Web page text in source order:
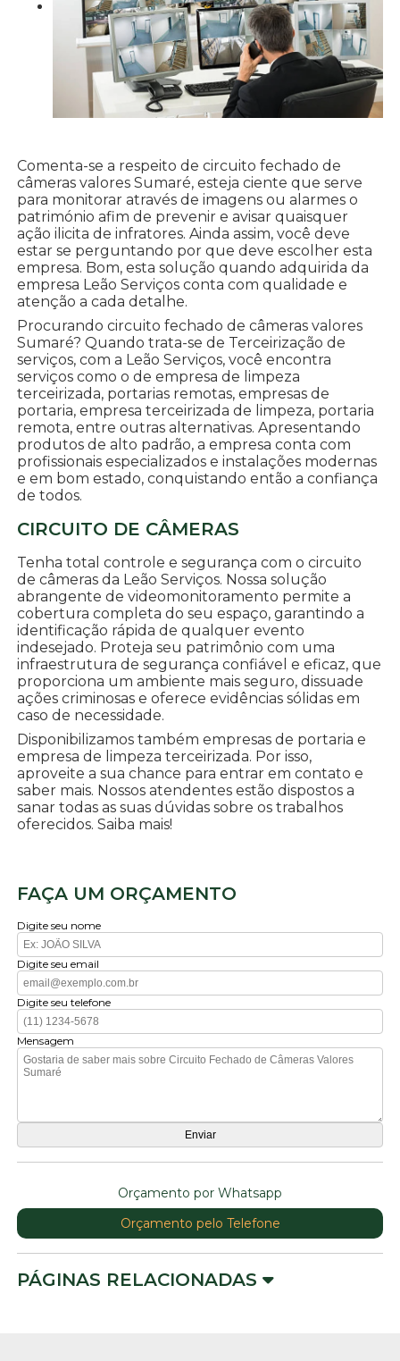
Comenta-se a respeito de circuito fechado de
câmeras valores Sumaré, esteja ciente que serve
para monitorar através de imagens ou alarmes o
património afim de prevenir e avisar quaisquer
ação ilicita de infratores. Ainda assim, você deve
estar se perguntando por que deve escolher esta
empresa. Bom, esta solução quando adquirida da
empresa Leão Serviços conta com qualidade e
atenção a cada detalhe.
Procurando circuito fechado de câmeras valores
Sumaré? Quando trata-se de Terceirização de
serviços, com a Leão Serviços, você encontra
serviços como o de empresa de limpeza
terceirizada, portarias remotas, empresas de
portaria, empresa terceirizada de limpeza, portaria
remota, entre outras alternativas. Apresentando
produtos de alto padrão, a empresa conta com
profissionais especializados e instalações modernas
e em bom estado, conquistando então a confiança
de todos.
CIRCUITO DE CÂMERAS
Tenha total controle e segurança com o circuito
de câmeras da Leão Serviços. Nossa solução
abrangente de videomonitoramento permite a
cobertura completa do seu espaço, garantindo a
identificação rápida de qualquer evento
indesejado. Proteja seu patrimônio com uma
infraestrutura de segurança confiável e eficaz, que
proporciona um ambiente mais seguro, dissuade
ações criminosas e oferece evidências sólidas em
caso de necessidade.
Disponibilizamos também empresas de portaria e
empresa de limpeza terceirizada. Por isso,
aproveite a sua chance para entrar em contato e
saber mais. Nossos atendentes estão dispostos a
sanar todas as suas dúvidas sobre os trabalhos
oferecidos. Saiba mais!
FAÇA UM ORÇAMENTO
Digite seu nome
Digite seu email
Digite seu telefone
Mensagem
Orçamento por Whatsapp
Orçamento pelo Telefone
PÁGINAS RELACIONADAS